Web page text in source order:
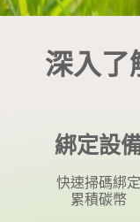
深入了
綁定設
快速掃碼綁定
累積碳幣